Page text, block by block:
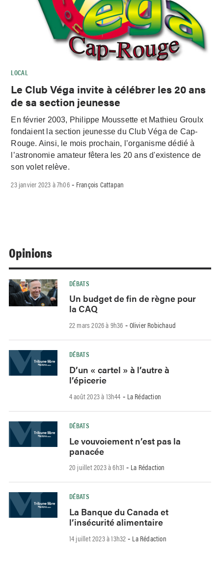
LOCAL
Le Club Véga invite à célébrer les 20 ans
de sa section jeunesse
En février 2003, Philippe Moussette et Mathieu Groulx
fondaient la section jeunesse du Club Véga de Cap-
Rouge. Ainsi, le mois prochain, l’organisme dédié à
l’astronomie amateur fêtera les 20 ans d'existence de
son volet relève.
23 janvier 2023 à 7h06- François Cattapan
Opinions
DÉBATS
Un budget de fin de règne pour
la CAQ
22 mars 2026 à 9h36 - Olivier Robichaud
DÉBATS
D’un « cartel » à l’autre à
l’épicerie
4 août 2023 à 13h44 - La Rédaction
DÉBATS
Le vouvoiement n’est pas la
panacée
20 juillet 2023 à 6h31 - La Rédaction
DÉBATS
La Banque du Canada et
l’insécurité alimentaire
14 juillet 2023 à 13h32 - La Rédaction